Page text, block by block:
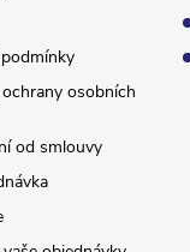
osobních
od smlouvy